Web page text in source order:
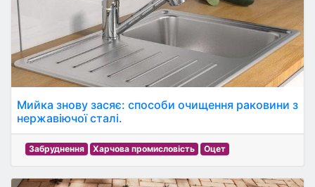
Мийка знову засяє: способи очищення раковини з
нержавіючої сталі.
Забруднення Харчова промисловість Оцет